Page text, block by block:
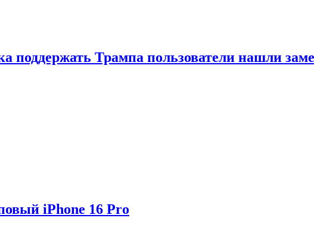
поддержать Трампа пользователи нашли
iPhone 16 Pro